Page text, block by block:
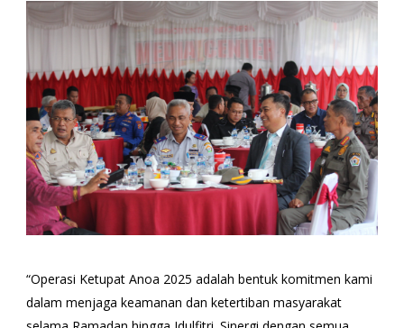
“Operasi Ketupat Anoa 2025 adalah bentuk komitmen kami
dalam menjaga keamanan dan ketertiban masyarakat